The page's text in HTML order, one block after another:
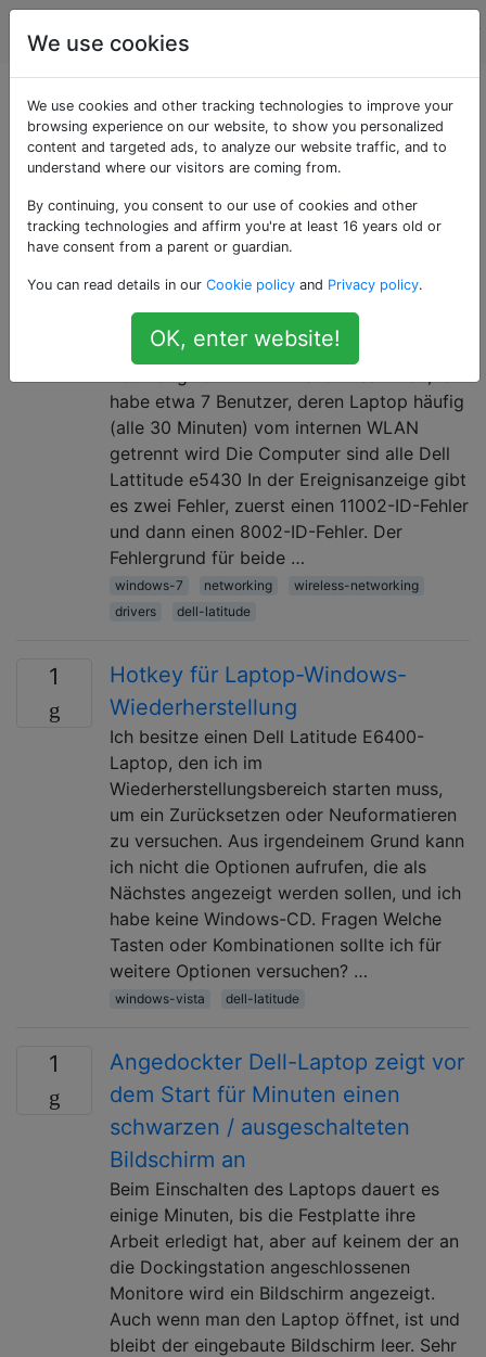
Computerbenutzer
Als «dell-latitude»
getaggte Fragen
Das Dell Latitude ist eine Reihe von Business-Laptops
von Dell.
0
mehrere Computer mit Problemen
mit WLAN
Dell Latitude-Computer trennt sich
habe etwa 7 Benutzer, deren Laptop häufig
(alle 30 Minuten) vom internen WLAN
getrennt wird Die Computer sind alle Dell
Lattitude e5430 In der Ereignisanzeige gibt
es zwei Fehler, zuerst einen 11002-ID-Fehler
und dann einen 8002-ID-Fehler. Der
Fehlergrund für beide …
windows-7 networking
wireless-networking
drivers
dell-latitude
1
Hotkey für Laptop-Windows-
Wiederherstellung
Ich besitze einen Dell Latitude E6400-
Laptop, den ich im
Wiederherstellungsbereich starten muss,
um ein Zurücksetzen oder Neuformatieren
zu versuchen. Aus irgendeinem Grund kann
ich nicht die Optionen aufrufen, die als
Nächstes angezeigt werden sollen, und ich
habe keine Windows-CD. Fragen Welche
Tasten oder Kombinationen sollte ich für
weitere Optionen versuchen? …
windows-vista dell-latitude
1
Angedockter Dell-Laptop zeigt vor
dem Start für Minuten einen
schwarzen / ausgeschalteten
Bildschirm an
Beim Einschalten des Laptops dauert es
einige Minuten, bis die Festplatte ihre
Arbeit erledigt hat, aber auf keinem der an
die Dockingstation angeschlossenen
Monitore wird ein Bildschirm angezeigt.
Auch wenn man den Laptop öffnet, ist und
bleibt der eingebaute Bildschirm leer. Sehr
We use cookies
We use cookies and other tracking technologies to improve your
browsing experience on our website, to show you personalized
content and targeted ads, to analyze our website traffic, and to
understand where our visitors are coming from.
By continuing, you consent to our use of cookies and other
tracking technologies and affirm you're at least 16 years old or
have consent from a parent or guardian.
You can read details in our Cookie policy and Privacy policy.
OK, enter website!